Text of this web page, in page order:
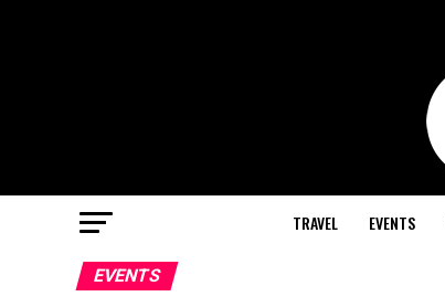
TRAVEL EVENTS
EVENTS